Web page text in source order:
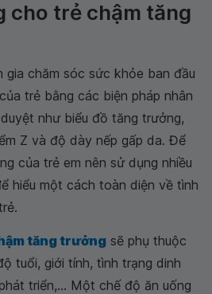
cho trẻ chậm tăng
gia chăm sóc sức khỏe ban đầu
trẻ bằng các biện pháp nhân
như biểu đồ tăng trưởng,
Z và độ dày nếp gấp da. Để
của trẻ em nên sử dụng nhiều
hiểu một cách toàn diện về tình
tăng trưởng sẽ phụ thuộc
tuổi, giới tính, tình trạng dinh
triển,... Một chế độ ăn uống